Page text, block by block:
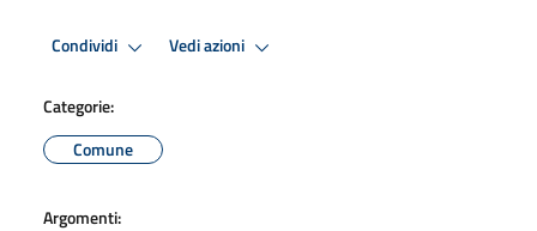
Condividi Vedi azioni
Categorie:
Comune
Argomenti: